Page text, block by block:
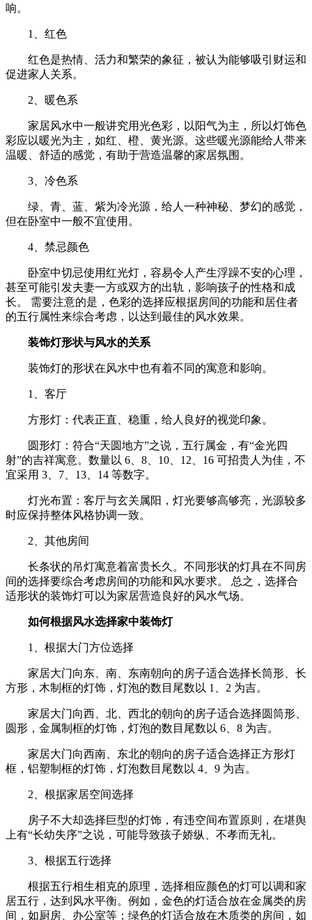
响。
1、红色
红色是热情、活力和繁荣的象征，被认为能够吸引财运和
促进家人关系。
2、暖色系
家居风水中一般讲究用光色彩，以阳气为主，所以灯饰色
彩应以暖光为主，如红、橙、黄光源。这些暖光源能给人带来
温暖、舒适的感觉，有助于营造温馨的家居氛围。
3、冷色系
绿、青、蓝、紫为冷光源，给人一种神秘、梦幻的感觉，
但在卧室中一般不宜使用。
4、禁忌颜色
卧室中切忌使用红光灯，容易令人产生浮躁不安的心理，
甚至可能引发夫妻一方或双方的出轨，影响孩子的性格和成
长。 需要注意的是，色彩的选择应根据房间的功能和居住者
的五行属性来综合考虑，以达到最佳的风水效果。
装饰灯形状与风水的关系
装饰灯的形状在风水中也有着不同的寓意和影响。
1、客厅
方形灯：代表正直、稳重，给人良好的视觉印象。
圆形灯：符合“天圆地方”之说，五行属金，有“金光四
射”的吉祥寓意。数量以 6、8、10、12、16 可招贵人为佳，不
宜采用 3、7、13、14 等数字。
灯光布置：客厅与玄关属阳，灯光要够高够亮，光源较多
时应保持整体风格协调一致。
2、其他房间
长条状的吊灯寓意着富贵长久。不同形状的灯具在不同房
间的选择要综合考虑房间的功能和风水要求。 总之，选择合
适形状的装饰灯可以为家居营造良好的风水气场。
如何根据风水选择家中装饰灯
1、根据大门方位选择
家居大门向东、南、东南朝向的房子适合选择长筒形、长
方形，木制框的灯饰，灯泡的数目尾数以 1、2 为吉。
家居大门向西、北、西北的朝向的房子适合选择圆筒形、
圆形，金属制框的灯饰，灯泡的数目尾数以 6、8 为吉。
家居大门向西南、东北的朝向的房子适合选择正方形灯
框，铝塑制框的灯饰，灯泡数目尾数以 4、9 为吉。
2、根据家居空间选择
房子不大却选择巨型的灯饰，有违空间布置原则，在堪舆
上有“长幼失序”之说，可能导致孩子娇纵、不孝而无礼。
3、根据五行选择
根据五行相生相克的原理，选择相应颜色的灯可以调和家
居五行，达到风水平衡。例如，金色的灯适合放在金属类的房
间，如厨房、办公室等；绿色的灯适合放在木质类的房间，如